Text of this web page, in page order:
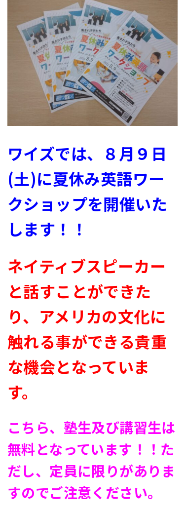
ワイズでは、８月９日
(土)に夏休み英語ワー
クショップを開催いた
します！！
ネイティブスピーカー
と話すことができた
り、アメリカの文化に
触れる事ができる貴重
な機会となっていま
す。
こちら、塾生及び講習生は
無料となっています！！た
だし、定員に限りがありま
すのでご注意ください。